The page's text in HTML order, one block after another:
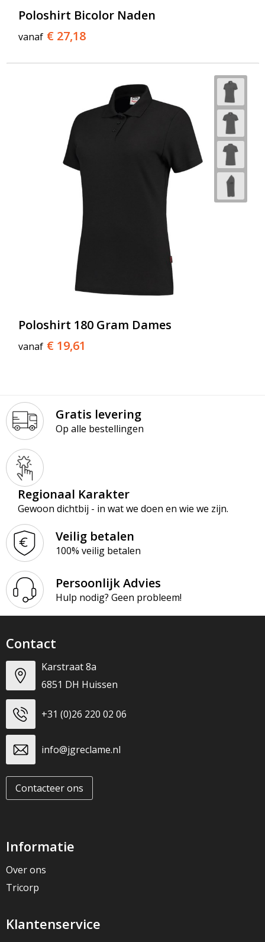
Poloshirt Bicolor Naden
vanaf € 27,18
Poloshirt 180 Gram Dames
vanaf € 19,61
Gratis levering
Op alle bestellingen
Regionaal Karakter
Gewoon dichtbij - in wat we doen en wie we zijn.
Veilig betalen
100% veilig betalen
Persoonlijk Advies
Hulp nodig? Geen probleem!
Contact
Karstraat 8a
6851 DH Huissen
+31 (0)26 220 02 06
info@jgreclame.nl
Contacteer ons
Informatie
Over ons
Tricorp
Klantenservice